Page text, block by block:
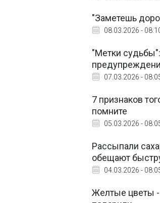
"Заметешь
08.03.2026 -
"Метки
07.03.2026 -
7 признаков
помните
05.03.2026 -
Рассыпали
обещают
04.03.2026 -
Желтые цветы -